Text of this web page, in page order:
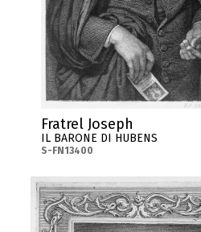
Fratrel Joseph
IL BARONE DI HUBENS
S-FN13400